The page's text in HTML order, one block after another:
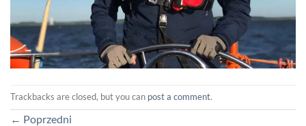
Trackbacks are closed, but you can post a comment.
← Poprzedni